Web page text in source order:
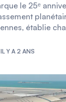
le 25ᵉ
établie
Y A 2 ANS